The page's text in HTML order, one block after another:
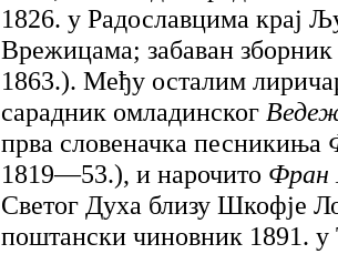
1826. у Радославцима крај
Врежицама; забаван
1863.). Међу осталим
сарадник омладинског
прва словеначка песникиња
1819—53.), и нарочито Фран
Светог Духа близу Шкофје
поштански чиновник 1891. у